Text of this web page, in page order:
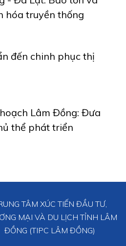
hóa truyền thống
đến chinh phục thị
Lâm Đồng: Đưa
thể phát triển
TÂM XÚC TIẾN ĐẦU TƯ,
MẠI VÀ DU LỊCH TỈNH LÂM
ĐỒNG (TIPC LÂM ĐỒNG)